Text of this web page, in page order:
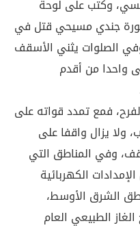
وكتب على لوحة
جندي مسيحي قتل في
عليها 7 سنين، وفي الصلوات يثني الأسقف
واحدا من أقدم
فمع تمدد قواته على
ولا يزال واقفا على
وفي المناطق التي
الكهربائية
الشرق الأوسط،
الطبيعي العام